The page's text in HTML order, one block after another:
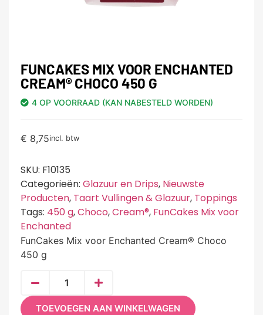
FUNCAKES MIX VOOR ENCHANTED
CREAM® CHOCO 450 G
4 OP VOORRAAD (KAN NABESTELD WORDEN)
€ 8,75incl. btw
SKU: F10135
Categorieën: Glazuur en Drips, Nieuwste
Producten, Taart Vullingen & Glazuur, Toppings
Tags: 450 g,Choco,Cream®, FunCakes Mix voor
Enchanted
FunCakes Mix voor Enchanted Cream® Choco
450 g
TOEVOEGEN AAN WINKELWAGEN